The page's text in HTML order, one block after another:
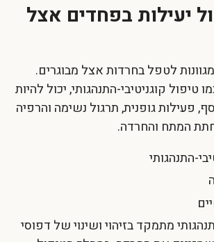
יעילות בפחדים אצל
לטפל בחרדות אצל מבוגרים.
טיפול קוגניטיבי-התנהגותי, יכול להיות
פעילות גופנית, תרגול נשימה והרפיה
המתח והחרדה.
התנהגותי
מתמקד בזיהוי ושינוי של דפוסי